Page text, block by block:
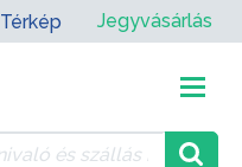
Térkép Jegyvásárlás